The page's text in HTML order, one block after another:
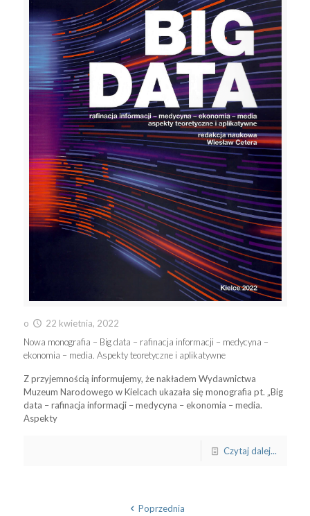
o
22 kwietnia, 2022
Nowa monografia – Big data – rafinacja informacji – medycyna –
ekonomia – media. Aspekty teoretyczne i aplikatywne
Z przyjemnością informujemy, że nakładem Wydawnictwa
Muzeum Narodowego w Kielcach ukazała się monografia pt. „Big
data – rafinacja informacji – medycyna – ekonomia – media.
Aspekty
Czytaj dalej...
Poprzednia